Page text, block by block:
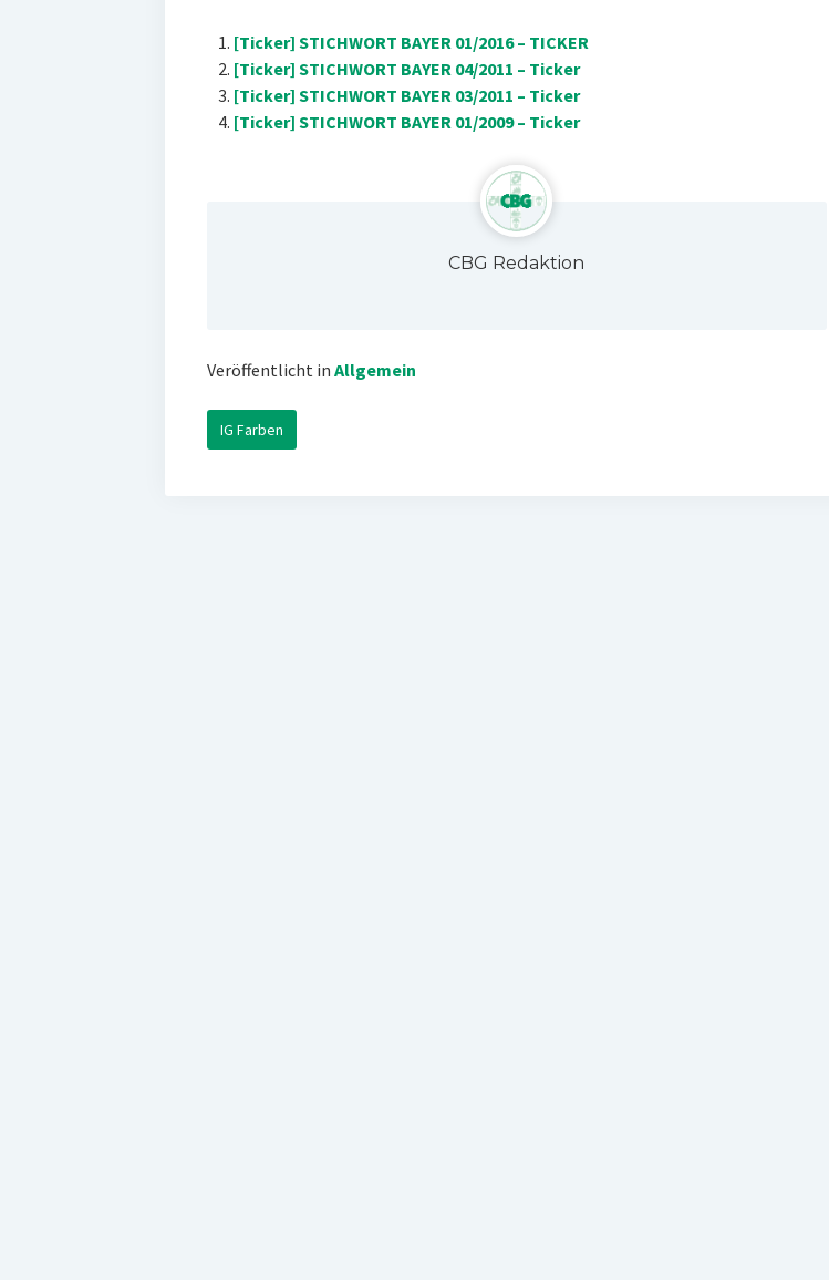
[Ticker] STICHWORT BAYER 01/2016 – TICKER
[Ticker] STICHWORT BAYER 04/2011 – Ticker
[Ticker] STICHWORT BAYER 03/2011 – Ticker
[Ticker] STICHWORT BAYER 01/2009 – Ticker
CBG Redaktion
Veröffentlicht in Allgemein
IG Farben